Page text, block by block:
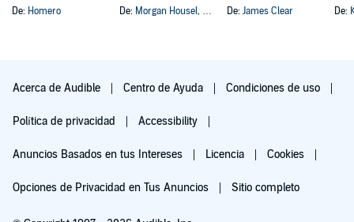
De: Homero
De: Morgan Housel, y otros
De: James Clear
De:
Acerca de Audible Centro de Ayuda Condiciones de uso
Política de privacidad Accessibility
Anuncios Basados en tus Intereses Licencia Cookies
Opciones de Privacidad en Tus Anuncios Sitio completo